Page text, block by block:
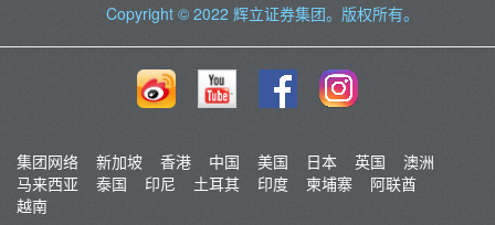
Copyright © 2022 辉立证券集团。版权所有。
集团网络 新加坡 香港 中国 美国 日本 英国
澳洲
马来西亚
泰国 印尼 土耳其 印度 柬埔寨
阿联酋
越南